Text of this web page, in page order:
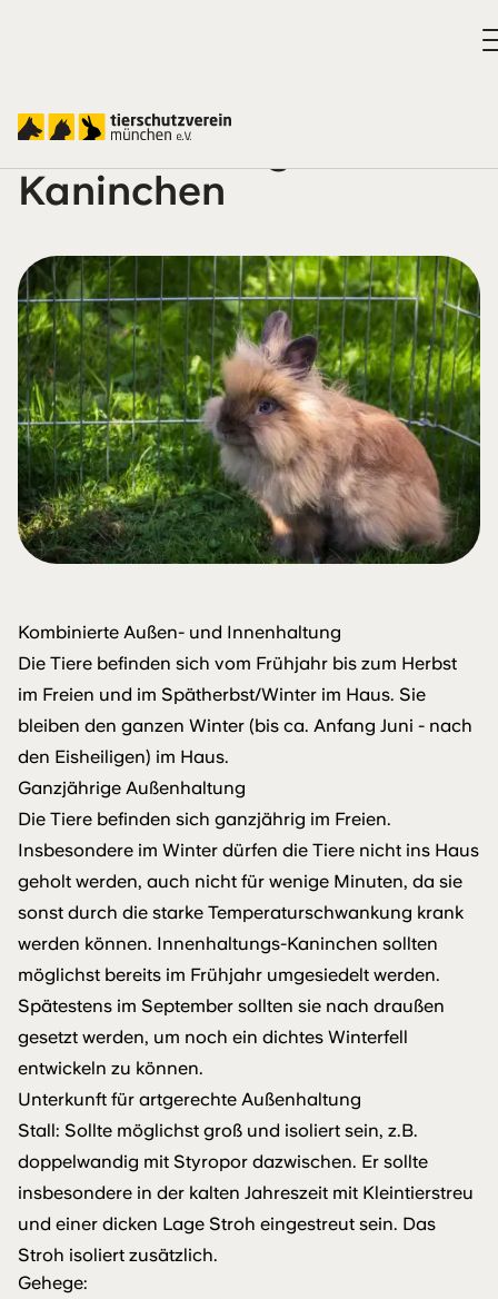
Außenhaltung von
Kaninchen
Kombinierte Außen- und Innenhaltung
Die Tiere befinden sich vom Frühjahr bis zum Herbst
im Freien und im Spätherbst/Winter im Haus. Sie
bleiben den ganzen Winter (bis ca. Anfang Juni - nach
den Eisheiligen) im Haus.
Ganzjährige Außenhaltung
Die Tiere befinden sich ganzjährig im Freien.
Insbesondere im Winter dürfen die Tiere nicht ins Haus
geholt werden, auch nicht für wenige Minuten, da sie
sonst durch die starke Temperaturschwankung krank
werden können. Innenhaltungs-Kaninchen sollten
möglichst bereits im Frühjahr umgesiedelt werden.
Spätestens im September sollten sie nach draußen
gesetzt werden, um noch ein dichtes Winterfell
entwickeln zu können.
Unterkunft für artgerechte Außenhaltung
Stall: Sollte möglichst groß und isoliert sein, z.B.
doppelwandig mit Styropor dazwischen. Er sollte
insbesondere in der kalten Jahreszeit mit Kleintierstreu
und einer dicken Lage Stroh eingestreut sein. Das
Stroh isoliert zusätzlich.
Gehege: